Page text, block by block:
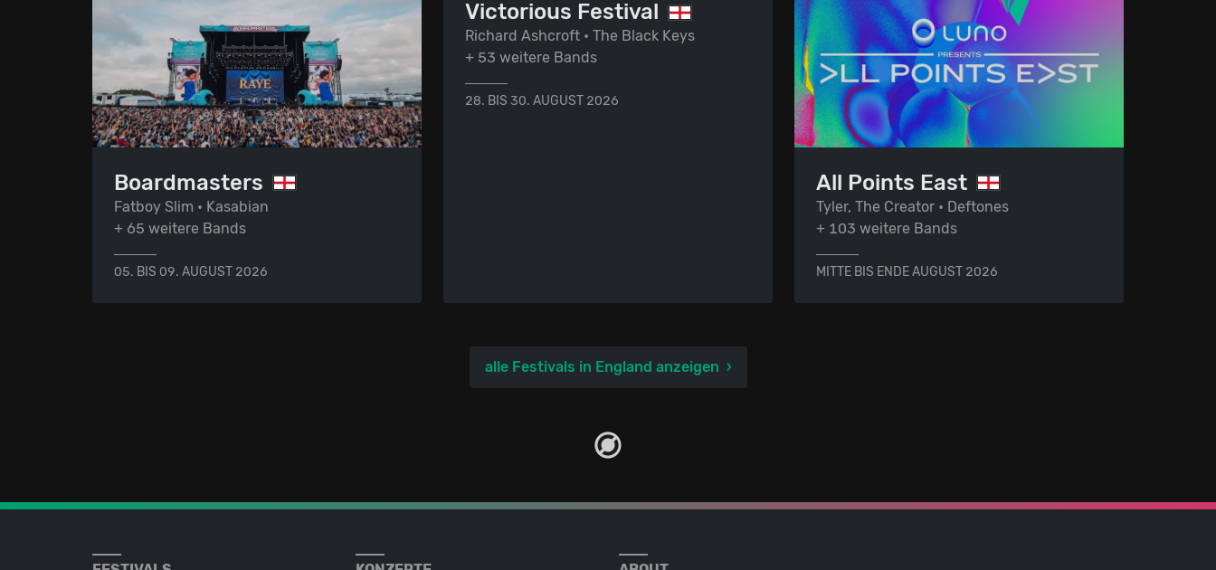
Boardmasters
Fatboy Slim • Kasabian
+ 65 weitere Bands
05. BIS 09. AUGUST 2026
Victorious Festival
Richard Ashcroft • The Black Keys
+ 53 weitere Bands
28. BIS 30. AUGUST 2026
All Points East
Tyler, The Creator • Deftones
+ 103 weitere Bands
MITTE BIS ENDE AUGUST 2026
alle Festivals in England anzeigen